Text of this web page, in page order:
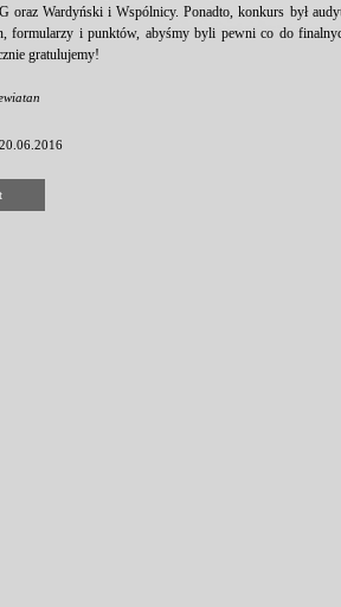
oraz Wardyński i Wspólnicy. Ponadto, konkurs był
formularzy i punktów, abyśmy byli pewni co do
gratulujemy!